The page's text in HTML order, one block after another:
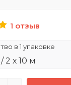
1 отзыв
в 1 упаковке
2 х 10 м